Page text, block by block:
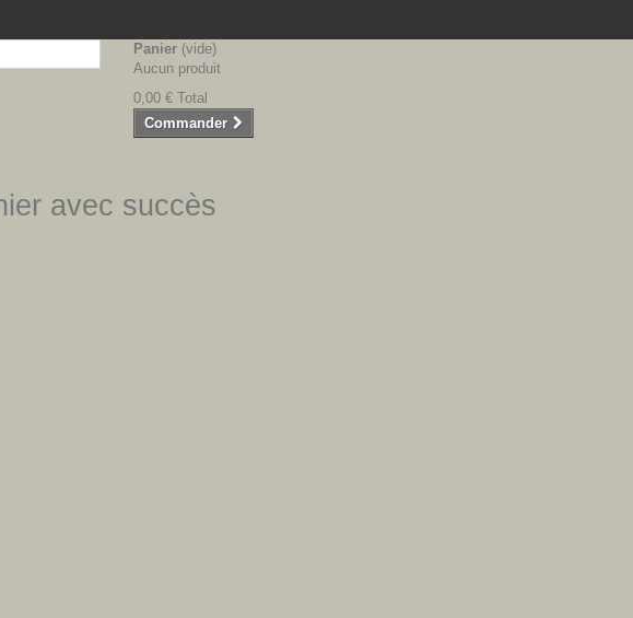
Panier (vide)
Aucun produit
0,00 € Total
Commander
avec succès